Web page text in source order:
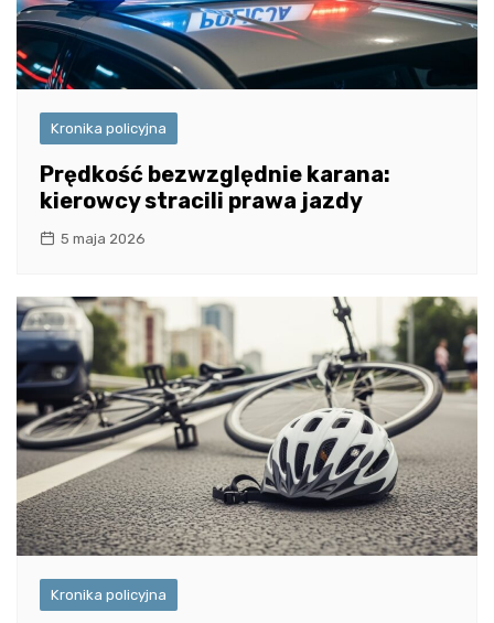
Kronika policyjna
Prędkość bezwzględnie karana:
kierowcy stracili prawa jazdy
5 maja 2026
Kronika policyjna